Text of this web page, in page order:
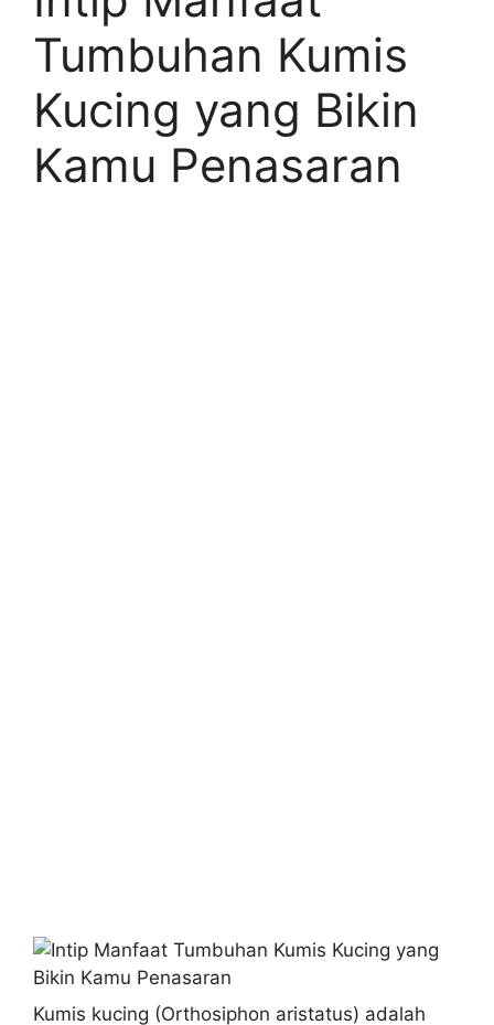
Tumbuhan Kumis
Kucing yang Bikin
Kamu Penasaran
Kumis kucing (Orthosiphon aristatus) adalah